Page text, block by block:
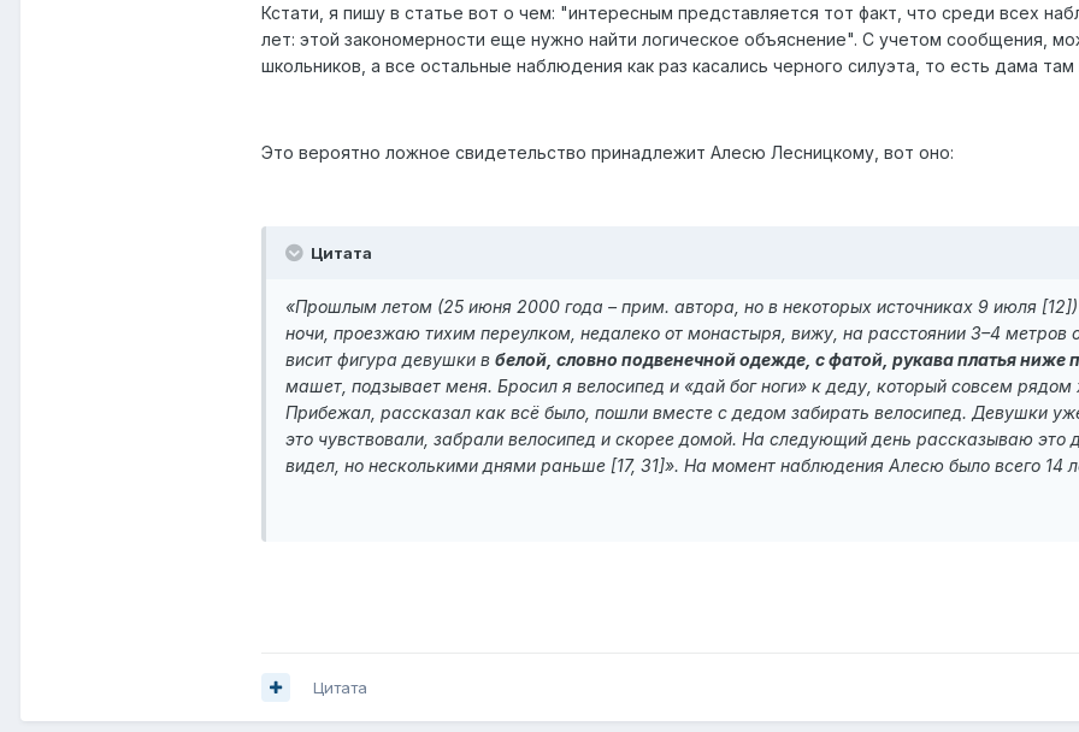
Кстати, я пишу в статье вот о чем: "интересным представляется тот факт, что среди всех
лет: этой закономерности еще нужно найти логическое объяснение". С учетом сообщения,
школьников, а все остальные наблюдения как раз касались черного силуэта, то есть дама
Это вероятно ложное свидетельство принадлежит Алесю Лесницкому, вот оно:
Цитата
«Прошлым летом (25 июня 2000 года – прим. автора, но в некоторых источниках 9 июля [12])
ночи, проезжаю тихим переулком, недалеко от монастыря, вижу, на расстоянии 3–4 метров
висит фигура девушки в белой, словно подвенечной одежде, с фатой, рукава платья ниже
машет, подзывает меня. Бросил я велосипед и «дай бог ноги» к деду, который совсем рядом
Прибежал, рассказал как всё было, пошли вместе с дедом забирать велосипед. Девушки
это чувствовали, забрали велосипед и скорее домой. На следующий день рассказываю
видел, но несколькими днями раньше [17, 31]». На момент наблюдения Алесю было всего 14
Цитата